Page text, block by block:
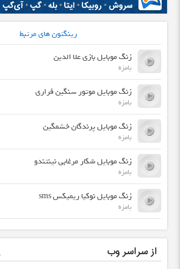
رینگتون های مرتبط
زنگ موبایل بازی علا الدین
بامزه
زنگ موبایل موتور سنگین فراری
بامزه
زنگ موبایل پرندگان خشمگین
بامزه
زنگ موبایل شکار مرغابی نینتندو
بامزه
زنگ موبایل نوکیا ریمیکس sms
بامزه
از سراسر وب